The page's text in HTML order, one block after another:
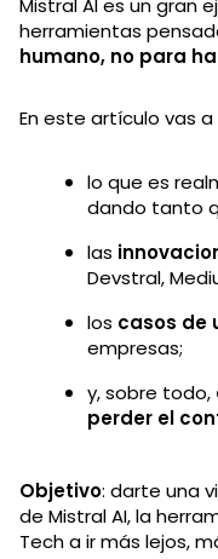
herramientas
humano, no para
En este artículo vas a
lo que es
dando tanto
las
Devstral,
los casos de
empresas;
y, sobre todo,
perder el
Objetivo: darte una
de Mistral AI, la
Tech a ir más lejos,